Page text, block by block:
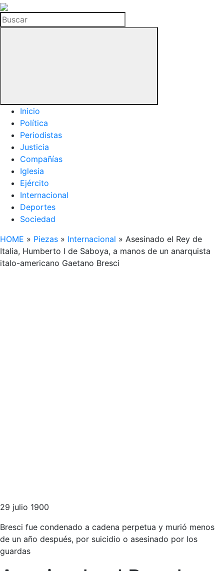
La
Hemeroteca
del
Buscar
Inicio
Política
Periodistas
Justicia
Compañías
Iglesia
Ejército
Internacional
Deportes
Sociedad
HOME » Piezas » Internacional » Asesinado el Rey de
Italia, Humberto I de Saboya, a manos de un anarquista
italo-americano Gaetano Bresci
29 julio 1900
Bresci fue condenado a cadena perpetua y murió menos
de un año después, por suicidio o asesinado por los
guardas